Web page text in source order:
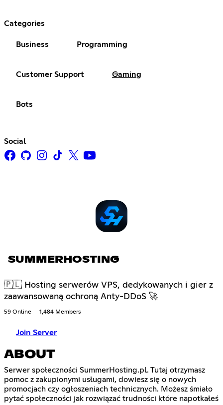
Categories
Business Programming
Customer Support Gaming
Bots
Social
SUMMERHOSTING
🇵🇱 Hosting serwerów VPS, dedykowanych i gier z
zaawansowaną ochroną Anty-DDoS 🚀
59 Online 1,484 Members
Join Server
ABOUT
Serwer społeczności SummerHosting.pl. Tutaj otrzymasz
pomoc z zakupionymi usługami, dowiesz się o nowych
promocjach czy ogłoszeniach technicznych. Możesz śmiało
pytać społeczności jak rozwiązać trudności które napotkałeś